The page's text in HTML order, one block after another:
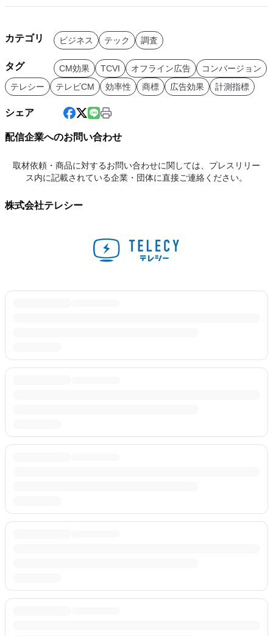
カテゴリ ビジネス テック 調査
タグ CM効果 TCVI オフライン広告
コンバージョン
テレシー
テレビCM 効率性 商標 広告効果 計測指標
シェア
配信企業へのお問い合わせ
取材依頼・商品に対するお問い合わせに関しては、プレスリリー
ス内に記載されている企業・団体に直接ご連絡ください。
株式会社テレシー